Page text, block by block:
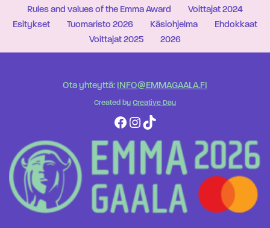
Rules and values of the Emma Award
Voittajat 2024
Esitykset
Tuomaristo 2026 Käsiohjelma
Ehdokkaat
Voittajat 2025
2026
Ota yhteyttä: INFO@EMMAGAALA.FI
Created by Creative Day